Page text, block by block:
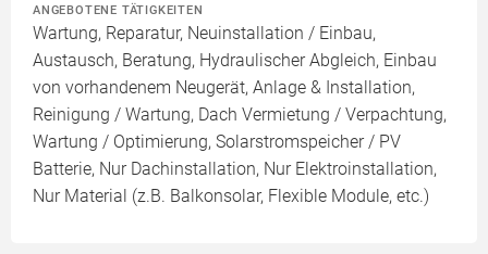
ANGEBOTENE TÄTIGKEITEN
Wartung, Reparatur, Neuinstallation / Einbau,
Austausch, Beratung, Hydraulischer Abgleich, Einbau
von vorhandenem Neugerät, Anlage & Installation,
Reinigung / Wartung, Dach Vermietung / Verpachtung,
Wartung / Optimierung, Solarstromspeicher / PV
Batterie, Nur Dachinstallation, Nur Elektroinstallation,
Nur Material (z.B. Balkonsolar, Flexible Module, etc.)